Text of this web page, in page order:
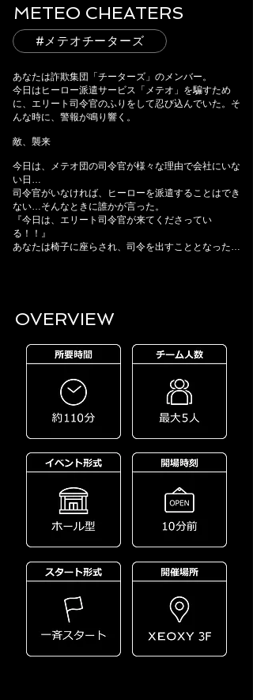
METEO CHEATERS
あなたは詐欺集団「チーターズ」のメンバー。
今日はヒーロー派遣サービス「メテオ」を騙すため
に、エリート司令官のふりをして忍び込んでいた。そ
んな時に、警報が鳴り響く。
敵、襲来
今日は、メテオ団の司令官が様々な理由で会社にいな
い日…
司令官がいなければ、ヒーローを派遣することはでき
ない…そんなときに誰かが言った。
『今日は、エリート司令官が来てくださってい
る！！』
あなたは椅子に座らされ、司令を出すこととなった…
#メテオチーターズ
OVERVIEW​